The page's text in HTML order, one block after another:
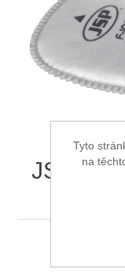
Ochrana proti
JSP filtr
JSP
Tyto
na